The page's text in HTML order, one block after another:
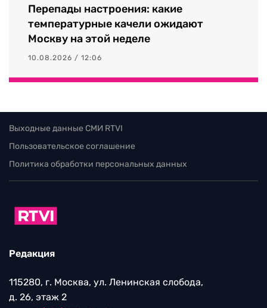
Перепады настроения: какие
температурные качели ожидают
Москву на этой неделе
10.08.2026 / 12:06
Выходные данные СМИ RTVI
Пользовательское соглашение
Политика обработки персональных данных
Редакция
115280, г. Москва, ул. Ленинская слобода,
д. 26, этаж 2